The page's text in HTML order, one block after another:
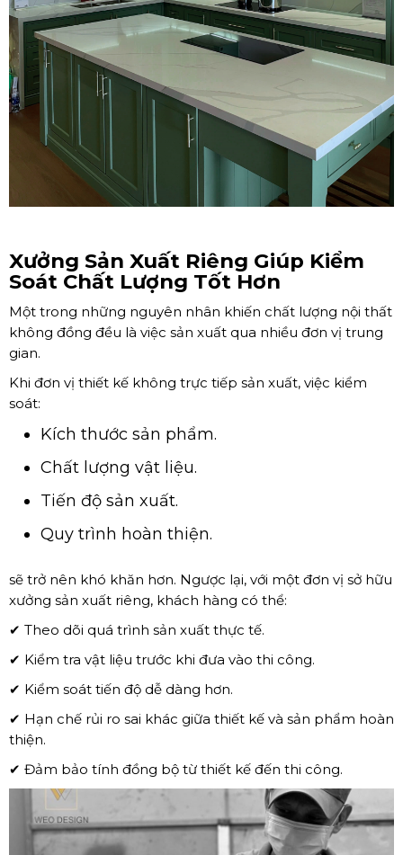
Xưởng Sản Xuất Riêng Giúp Kiểm
Soát Chất Lượng Tốt Hơn
Một trong những nguyên nhân khiến chất lượng nội thất
không đồng đều là việc sản xuất qua nhiều đơn vị trung
gian.
Khi đơn vị thiết kế không trực tiếp sản xuất, việc kiểm
soát:
Kích thước sản phẩm.
Chất lượng vật liệu.
Tiến độ sản xuất.
Quy trình hoàn thiện.
sẽ trở nên khó khăn hơn. Ngược lại, với một đơn vị sở hữu
xưởng sản xuất riêng, khách hàng có thể:
✔ Theo dõi quá trình sản xuất thực tế.
✔ Kiểm tra vật liệu trước khi đưa vào thi công.
✔ Kiểm soát tiến độ dễ dàng hơn.
✔ Hạn chế rủi ro sai khác giữa thiết kế và sản phẩm hoàn
thiện.
✔ Đảm bảo tính đồng bộ từ thiết kế đến thi công.